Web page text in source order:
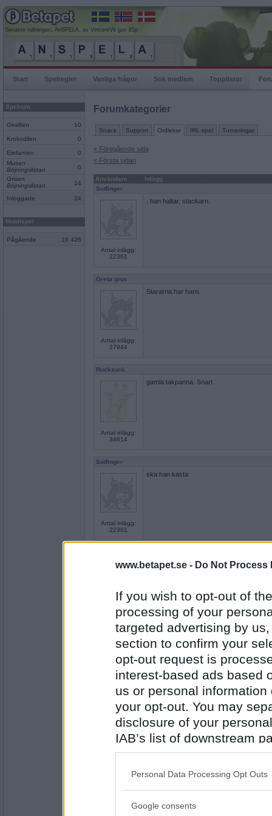
www.betapet.se - Do Not Process
If you wish to opt-out of
processing of your
targeted advertising by
section to confirm your
opt-out request is
interest-based ads based
us or personal
your opt-out. You may
disclosure of your
IAB’s list of downstream
also be disclosed by us
Downstream Participants
Please note that this
Personal Data Processing Opt Outs
Google consents
Senaste rullningen, AnSPELA, av VincentVit gav 85p
Start Spelregler Vanliga frågor Sök medlem Topplistor
Spelrum
Giraffen 10
Krokodilen 0
Elefanten
0
Musen
Böjningslistan
0
Grisen
Böjningslistan
14
Inloggade 24
Mobilspel
Pågående 18 426
Forumkategorier
Snack Support Ordlekar IRL-spel Turneringar
« Föregående sida
« Första sidan
Användare
Inlägg
Sotfinger
Antal inlägg:
22361
, han haltar, stackarn.
Greta grus
Antal inlägg:
27944
Stararna har hans
Ruckzuck
Antal inlägg:
34614
gamla takpanna. Snart
Sotfinger
Antal inlägg:
22361
ska han kasta
Antal inlägg:
hans andra takpanna
Sotfinger
Antal inlägg:
22361
. Stararna hatar mask-Alvar
Ruckzuck